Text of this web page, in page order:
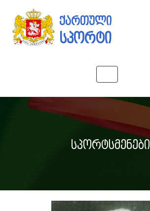
ქართული
სპორტი
navigation
სპორტსმენები